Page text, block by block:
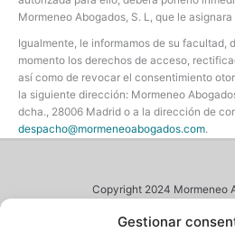
Gestionar
Mormeneo Abogados, S. L, que le
Igualmente, le informamos de su facultad,
momento los derechos de acceso,
así como de revocar el consentimiento
la siguiente dirección: Mormeneo
dcha., 28006 Madrid o a la dirección de
despacho@mormeneoabogados.com.
Copyright 2024 Mormeneo